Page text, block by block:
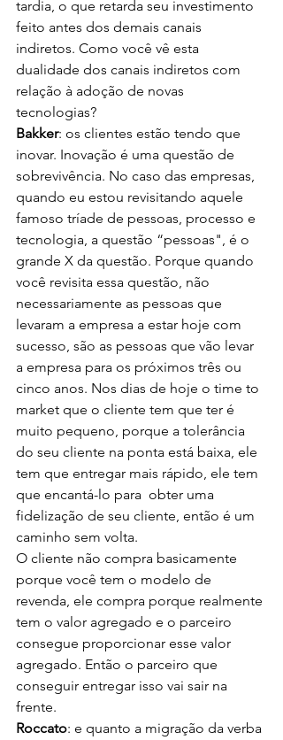
tardia, o que retarda seu investimento
feito antes dos demais canais
indiretos. Como você vê esta
dualidade dos canais indiretos com
relação à adoção de novas
tecnologias?
Bakker: os clientes estão tendo que
inovar. Inovação é uma questão de
sobrevivência. No caso das empresas,
quando eu estou revisitando aquele
famoso tríade de pessoas, processo e
tecnologia, a questão “pessoas", é o
grande X da questão. Porque quando
você revisita essa questão, não
necessariamente as pessoas que
levaram a empresa a estar hoje com
sucesso, são as pessoas que vão levar
a empresa para os próximos três ou
cinco anos. Nos dias de hoje o time to
market que o cliente tem que ter é
muito pequeno, porque a tolerância
do seu cliente na ponta está baixa, ele
tem que entregar mais rápido, ele tem
que encantá-lo para  obter uma
fidelização de seu cliente, então é um
caminho sem volta.
O cliente não compra basicamente
porque você tem o modelo de
revenda, ele compra porque realmente
tem o valor agregado e o parceiro
consegue proporcionar esse valor
agregado. Então o parceiro que
conseguir entregar isso vai sair na
frente.
Roccato: e quanto a migração da verba